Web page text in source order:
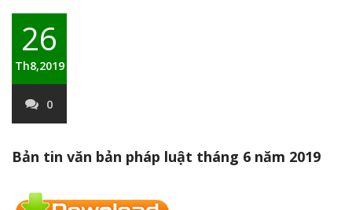
26
Th8,2019
0
Bản tin văn bản pháp luật tháng 6 năm 2019